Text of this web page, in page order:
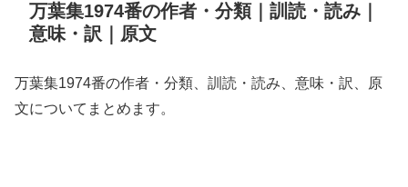
万葉集1974番の作者・分類｜訓読・読み｜
意味・訳｜原文
万葉集1974番の作者・分類、訓読・読み、意味・訳、原
文についてまとめます。